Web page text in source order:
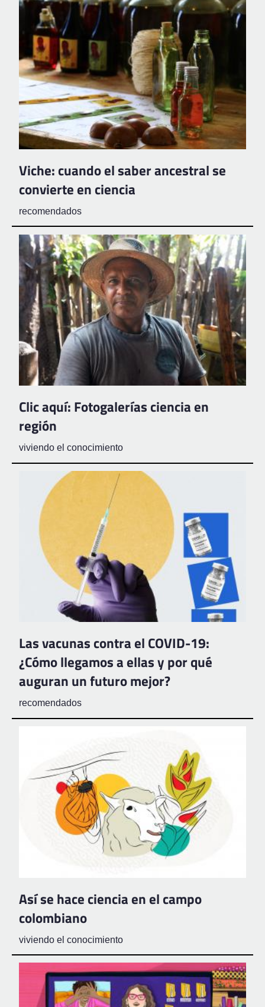
Viche: cuando el saber ancestral se
convierte en ciencia
recomendados
Clic aquí: Fotogalerías ciencia en
región
viviendo el conocimiento
Las vacunas contra el COVID-19:
¿Cómo llegamos a ellas y por qué
auguran un futuro mejor?
recomendados
Así se hace ciencia en el campo
colombiano
viviendo el conocimiento